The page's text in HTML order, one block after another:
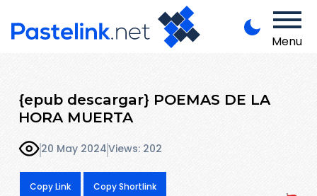
Menu
{epub descargar} POEMAS DE LA
HORA MUERTA
20 May 2024Views: 202
Copy Link Copy Shortlink